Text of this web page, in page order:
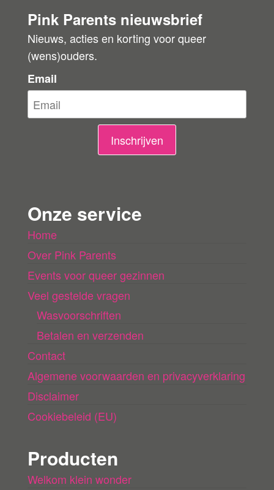
o
r
i
g
Pink Parents nieuwsbrief
Nieuws, acties en korting voor queer
(wens)ouders.
Email
Inschrijven
Onze service
Home
Over Pink Parents
Events voor queer gezinnen
Veel gestelde vragen
Wasvoorschriften
Betalen en verzenden
Contact
Algemene voorwaarden en privacyverklaring
Disclaimer
Cookiebeleid (EU)
Producten
Welkom klein wonder